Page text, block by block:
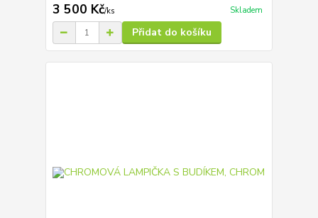
3 500 Kč/ks Skladem
Přidat do košíku